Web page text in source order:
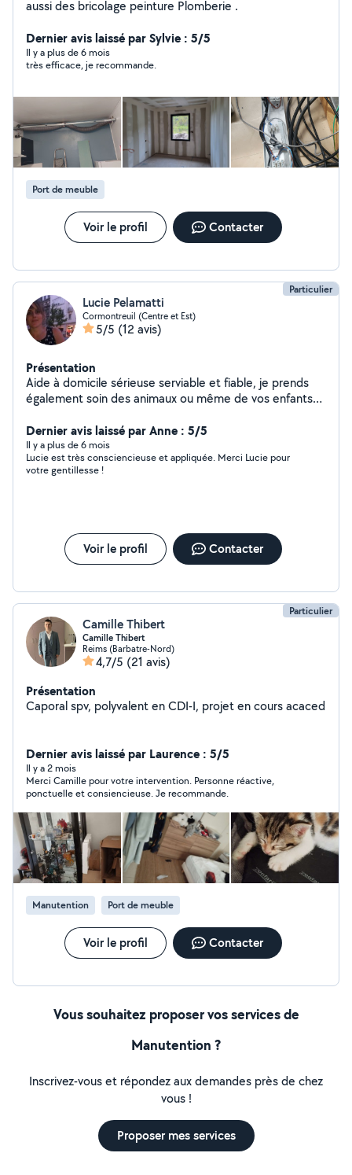
aussi des bricolage peinture Plomberie .
Dernier avis laissé par Sylvie : 5/5
Il y a plus de 6 mois
très efficace, je recommande.
Port de meuble
Voir le profil Contacter
Particulier
Lucie Pelamatti
Cormontreuil (Centre et Est)
5/5 (12 avis)
Présentation
Aide à domicile sérieuse serviable et fiable, je prends
également soin des animaux ou même de vos enfants
Dernier avis laissé par Anne : 5/5
Il y a plus de 6 mois
Lucie est très consciencieuse et appliquée. Merci Lucie pour
votre gentillesse !
Voir le profil Contacter
Particulier
Camille Thibert
Camille Thibert
Reims (Barbatre-Nord)
4,7/5 (21 avis)
Présentation
Caporal spv, polyvalent en CDI-I, projet en cours acaced
Dernier avis laissé par Laurence : 5/5
Il y a 2 mois
Merci Camille pour votre intervention. Personne réactive,
ponctuelle et consiencieuse. Je recommande.
Manutention Port de meuble
Voir le profil Contacter
Vous souhaitez proposer vos services de
Manutention ?
Inscrivez-vous et répondez aux demandes près de chez
vous !
Proposer mes services